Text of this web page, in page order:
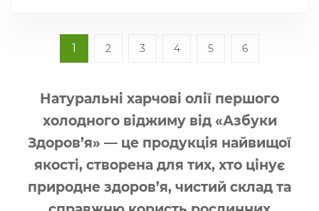
1 2 3 4 5 6
Натуральні харчові олії першого
холодного віджиму від «Азбуки
Здоров’я» — це продукція найвищої
якості, створена для тих, хто цінує
природне здоров’я, чистий склад та